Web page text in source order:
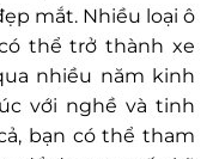
mắt. Nhiều loại ô
thể trở thành xe
nhiều năm kinh
với nghề và tinh
bạn có thể tham